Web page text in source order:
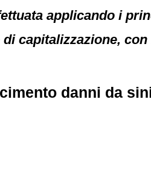
applicando i
capitalizzazione,
danni da